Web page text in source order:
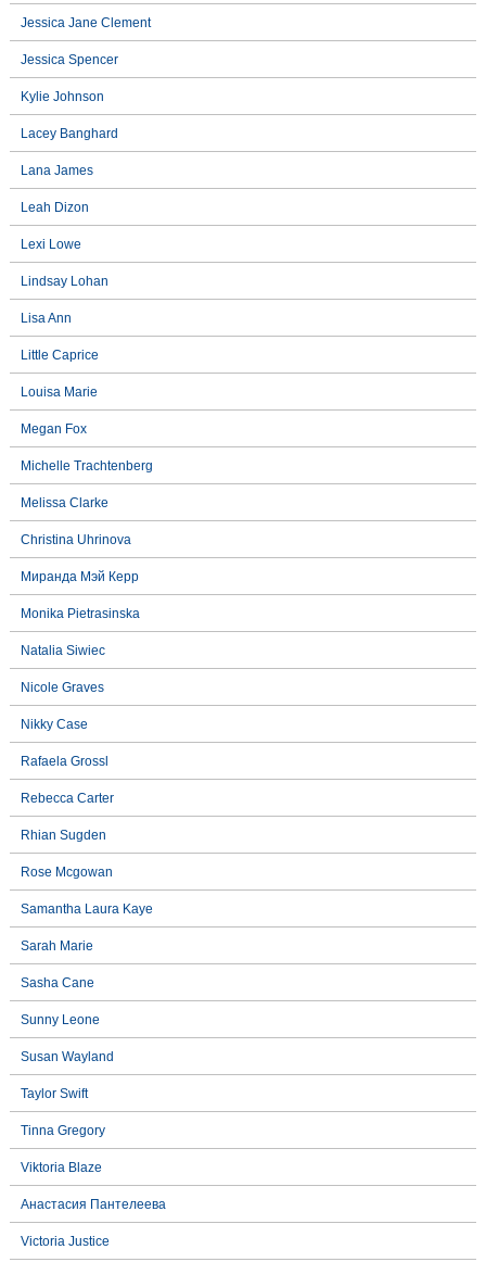
Jessica Jane Clement
Jessica Spencer
Kylie Johnson
Lacey Banghard
Lana James
Leah Dizon
Lexi Lowe
Lindsay Lohan
Lisa Ann
Little Caprice
Louisa Marie
Megan Fox
Michelle Trachtenberg
Melissa Clarke
Christina Uhrinova
Миранда Мэй Керр
Monika Pietrasinska
Natalia Siwiec
Nicole Graves
Nikky Case
Rafaela Grossl
Rebecca Carter
Rhian Sugden
Rose Mcgowan
Samantha Laura Kaye
Sarah Marie
Sasha Cane
Sunny Leone
Susan Wayland
Taylor Swift
Tinna Gregory
Viktoria Blaze
Анастасия Пантелеева
Victoria Justice